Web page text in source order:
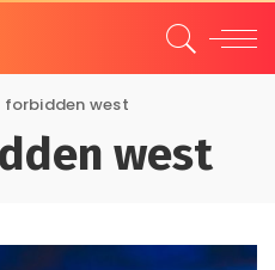
forbidden west
west